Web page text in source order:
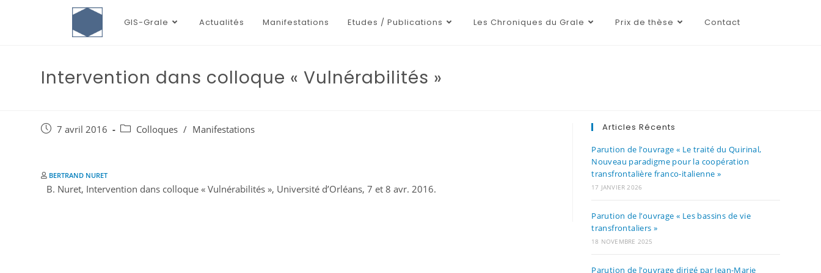
GIS-Grale Actualités Manifestations Etudes / Publications Les Chroniques du Grale Prix de thèse Contact
Intervention dans colloque « Vulnérabilités »
7 avril 2016 Colloques / Manifestations
BERTRAND NURET
B. Nuret, Intervention dans colloque « Vulnérabilités », Université d’Orléans, 7 et 8 avr. 2016.
Articles Récents
Parution de l’ouvrage « Le traité du Quirinal,
Nouveau paradigme pour la coopération
transfrontalière franco-italienne »
17 JANVIER 2026
Parution de l’ouvrage « Les bassins de vie
transfrontaliers »
18 NOVEMBRE 2025
Parution de l’ouvrage dirigé par Jean-Marie